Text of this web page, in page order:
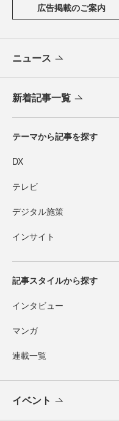
広告掲載のご案内
ニュース
新着記事一覧
テーマから記事を探す
DX
テレビ
デジタル施策
インサイト
記事スタイルから探す
インタビュー
マンガ
連載一覧
イベント